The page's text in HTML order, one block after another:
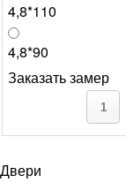
4,8*110
4,8*90
Заказать замер
Двери